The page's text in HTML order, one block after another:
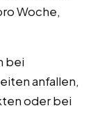
Woche,
bei
anfallen,
oder bei